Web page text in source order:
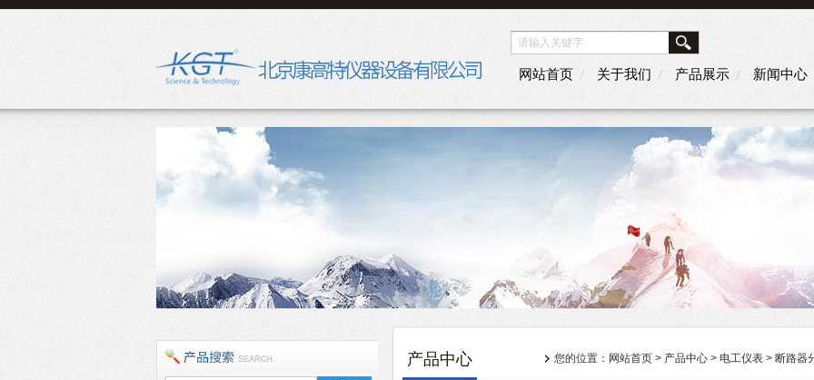
网站首页 关于我们 产品展示 新闻中心
产品中心 您的位置： 网站首页 > 产品中心 > 电工仪表 > 断路器